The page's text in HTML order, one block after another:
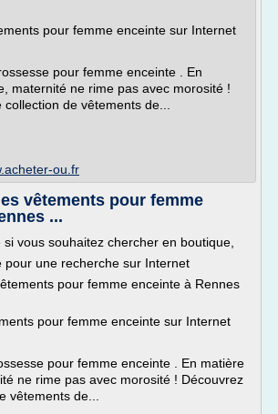
pour femme enceinte sur Internet
pour femme enceinte . En
maternité ne rime pas avec morosité !
de vêtements de...
ou.fr
vêtements pour femme
...
vous souhaitez chercher en boutique,
pour une recherche sur Internet
pour femme enceinte à Rennes
pour femme enceinte sur Internet
pour femme enceinte . En matière
ne rime pas avec morosité ! Découvrez
vêtements de...